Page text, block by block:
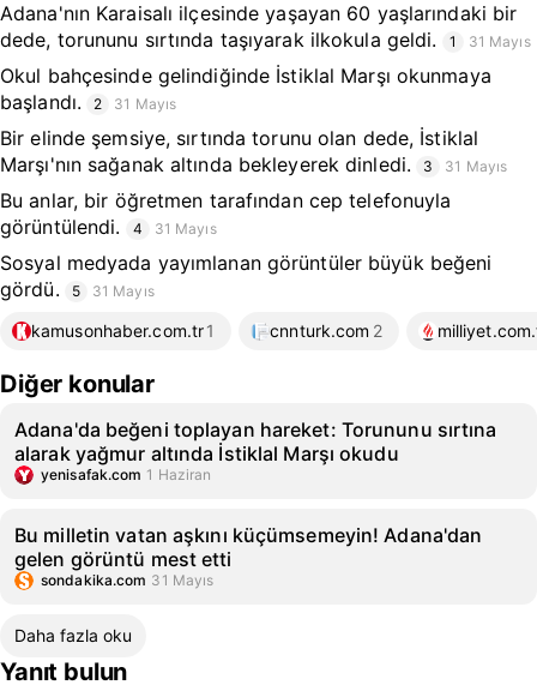
Adana'nın Karaisalı ilçesinde yaşayan 60 yaşlarındaki bir
dede, torununu sırtında taşıyarak ilkokula geldi.
1 31 Mayıs
Okul bahçesinde gelindiğinde İstiklal Marşı okunmaya
başlandı.
2 31 Mayıs
Bir elinde şemsiye, sırtında torunu olan dede, İstiklal
Marşı'nın sağanak altında bekleyerek dinledi.
3 31 Mayıs
Bu anlar, bir öğretmen tarafından cep telefonuyla
görüntülendi.
4 31 Mayıs
Sosyal medyada yayımlanan görüntüler büyük beğeni
gördü.
5 31 Mayıs
kamusonhaber.com.tr1 cnnturk.com 2
Diğer konular
Adana'da beğeni toplayan hareket: Torununu sırtına
alarak yağmur altında İstiklal Marşı okudu
yenisafak.com 1 Haziran
Bu milletin vatan aşkını küçümsemeyin! Adana'dan
gelen görüntü mest etti
sondakika.com 31 Mayıs
Daha fazla oku
Yanıt bulun